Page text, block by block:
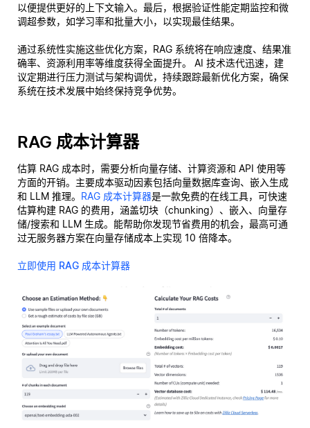
以便提供更好的上下文输入。最后，根据验证性能定期监控和微
调超参数，如学习率和批量大小，以实现最佳结果。
通过系统性实施这些优化方案，RAG 系统将在响应速度、结果准
确率、资源利用率等维度获得全面提升。 AI 技术迭代迅速，建
议定期进行压力测试与架构调优，持续跟踪最新优化方案，确保
系统在技术发展中始终保持竞争优势。
RAG 成本计算器
估算 RAG 成本时，需要分析向量存储、计算资源和 API 使用等
方面的开销。主要成本驱动因素包括向量数据库查询、嵌入生成
和 LLM 推理。 RAG 成本计算器是一款免费的在线工具，可快速
估算构建 RAG 的费用，涵盖切块（chunking）、嵌入、向量存
储/搜索和 LLM 生成。能帮助你发现节省费用的机会，最高可通
过无服务器方案在向量存储成本上实现 10 倍降本。
立即使用 RAG 成本计算器